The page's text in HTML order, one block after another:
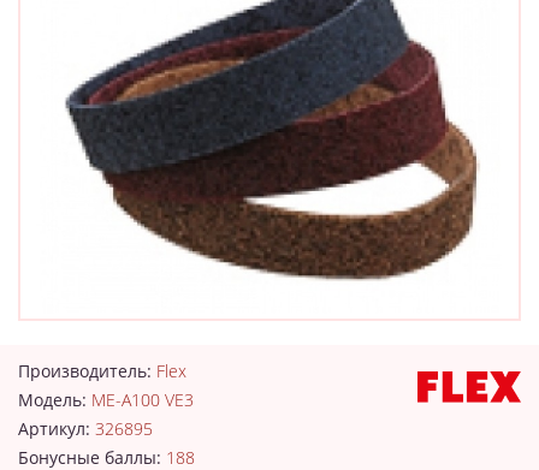
Производитель: Flex
Модель: ME-A100 VE3
Артикул: 326895
Бонусные баллы: 188